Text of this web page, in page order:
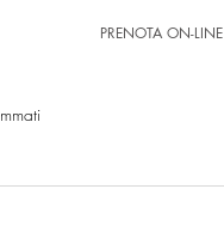
PRENOTA ON-LINE